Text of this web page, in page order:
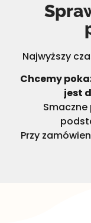
Najwyższy
Chcemy
jest
Smaczne
Przy